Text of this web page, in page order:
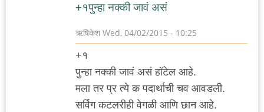
+१पुन्हा नक्की जावं असं
ऋषिकेश Wed, 04/02/2015 - 10:25
+१
पुन्हा नक्की जावं असं हॉटेल आहे.
मला तर प्र त्ये क पदार्थाची चव आवडली.
सर्विग कटलरीही वेगळी आणि छान आहे.